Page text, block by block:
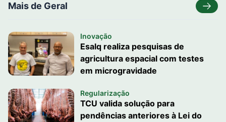
Mais de Geral
Inovação
Esalq realiza pesquisas de
agricultura espacial com testes
em microgravidade
Regularização
TCU valida solução para
pendências anteriores à Lei do